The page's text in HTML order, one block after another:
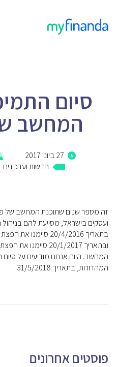
סיום
המחשב
27 ביוני 2017
חדשות ועדכונים
זה מספר שנים שתוכנת המחשב של
ועסקים בישראל, מסייעת להם
בתאריך 20/4/2016
ובתאריך 20/1/2017
המחשב. היום אנחנו מודיעים על
המהדורות, בתאריך 31/5/2018.
פוסטים אחרונים